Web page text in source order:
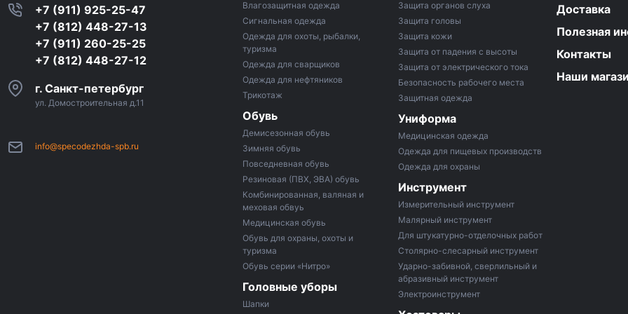
+7 (911) 925-25-47
+7 (812) 448-27-13
+7 (911) 260-25-25
+7 (812) 448-27-12
г. Санкт-петербург
ул. Домостроительная д.11
info@specodezhda-spb.ru
Влагозащитная одежда
Сигнальная одежда
Одежда для охоты, рыбалки,
туризма
Одежда для сварщиков
Одежда для нефтяников
Трикотаж
Обувь
Демисезонная обувь
Зимняя обувь
Повседневная обувь
Резиновая (ПВХ, ЭВА) обувь
Комбинированная, валяная и
меховая обвуь
Медицинская обувь
Обувь для охраны, охоты и
туризма
Обувь серии «Нитро»
Головные уборы
Шапки
Защита органов слуха
Защита головы
Защита кожи
Защита от падения с высоты
Защита от электрического тока
Безопасность рабочего места
Защитная одежда
Униформа
Медицинская одежда
Одежда для пищевых производств
Одежда для охраны
Инструмент
Измерительный инструмент
Малярный инструмент
Для штукатурно-отделочных работ
Столярно-слесарный инструмент
Ударно-забивной, сверлильный и
абразивный инструмент
Электроинструмент
Доставка
Полезная
Контакты
Наши